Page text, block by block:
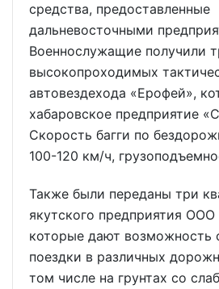
средства, предоставленные
дальневосточными
Военнослужащие получили
высокопроходимых
автовездехода «Ерофей»,
хабаровское предприятие
Скорость багги по
100-120 км/ч,
Также были переданы три
якутского предприятия
которые дают возможность
поездки в различных
том числе на грунтах со